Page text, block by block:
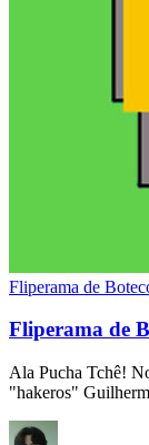
Fliperama de
Fliperama de
Ala Pucha Tchê!
"hakeros"